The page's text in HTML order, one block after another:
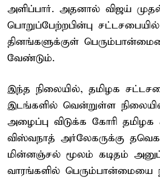
அளிப்பார். அதனால் விஜய்
பொறுப்பேற்றபின்பு சட்டசபையில்
தினங்களுக்குள்
வேண்டும்.
இந்த நிலையில், தமிழக
இடங்களில் வென்றுள்ள
அழைப்பு விடுக்க கோரி தமிழக
விஸ்வநாத் அர்லேகருக்கு
மின்னஞ்சல் மூலம் கடிதம்
வாரங்களில் பெரும்பான்மையை